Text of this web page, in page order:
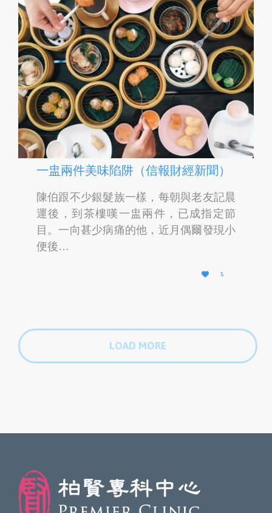
一盅兩件美味陷阱（信報財經新聞）
陳伯跟不少銀髮族一樣，每朝與老友記晨
運後，到茶樓嘆一盅兩件，已成指定節
目。一向甚少病痛的他，近月偶爾發現小
便後…

L
O
5
LOAD MORE